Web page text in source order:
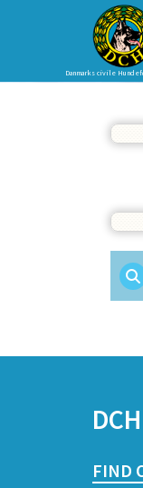
Danmarks civile
FIND